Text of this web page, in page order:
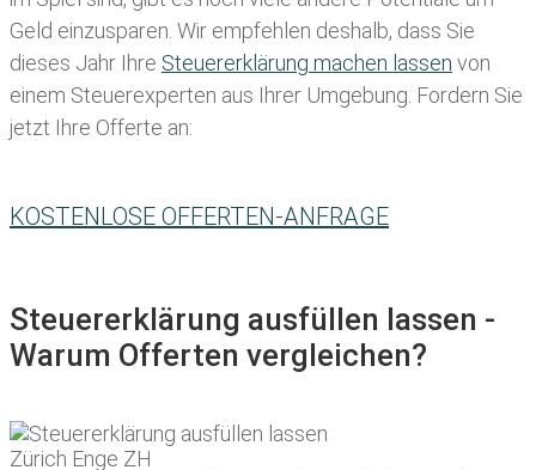
Geld einzusparen. Wir empfehlen deshalb, dass Sie
dieses Jahr Ihre Steuererklärung machen lassen von
einem Steuerexperten aus Ihrer Umgebung. Fordern Sie
jetzt Ihre Offerte an:
KOSTENLOSE OFFERTEN-ANFRAGE
Steuererklärung ausfüllen lassen -
Warum Offerten vergleichen?